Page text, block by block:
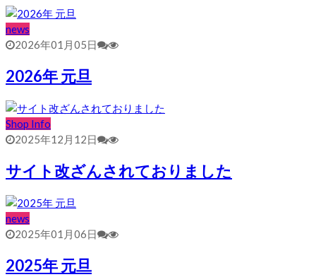
news
2026年01月05日
2026年 元旦
Shop Info
2025年12月12日
サイト改ざんされておりました
news
2025年01月06日
2025年 元旦